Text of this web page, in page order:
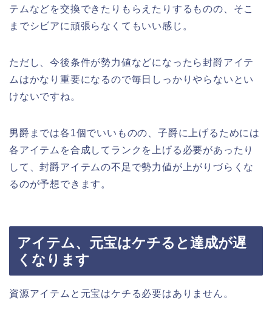
テムなどを交換できたりもらえたりするものの、そこ
までシビアに頑張らなくてもいい感じ。
ただし、今後条件が勢力値などになったら封爵アイテ
ムはかなり重要になるので毎日しっかりやらないとい
けないですね。
男爵までは各1個でいいものの、子爵に上げるためには
各アイテムを合成してランクを上げる必要があったり
して、封爵アイテムの不足で勢力値が上がりづらくな
るのが予想できます。
アイテム、元宝はケチると達成が遅
くなります
資源アイテムと元宝はケチる必要はありません。